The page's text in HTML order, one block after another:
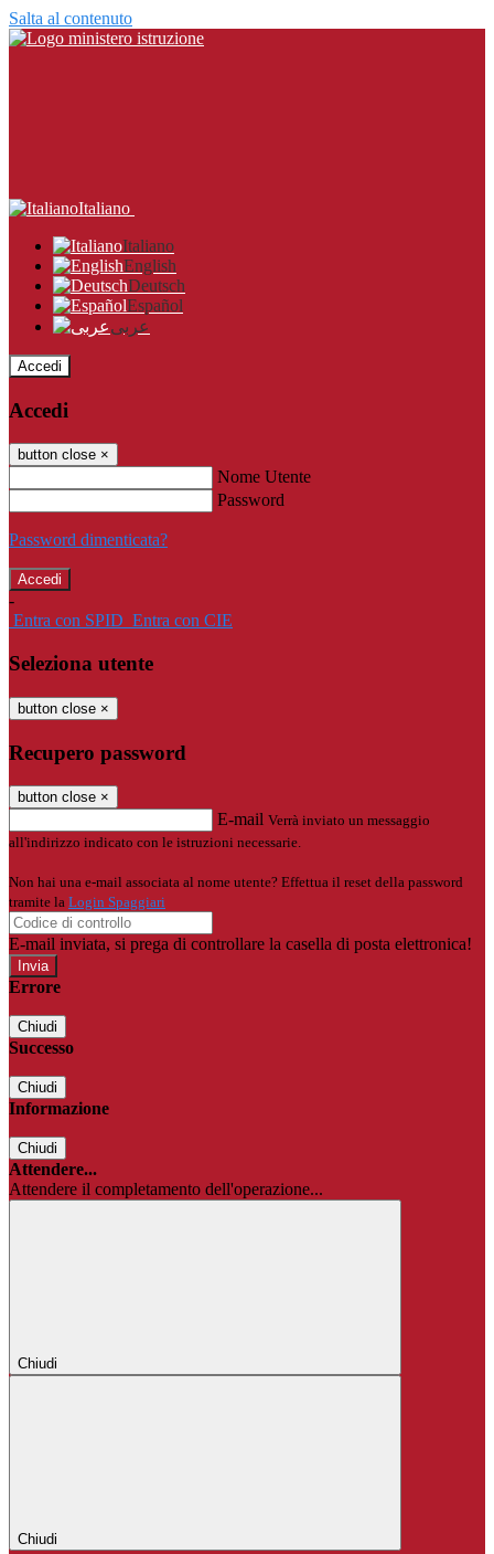
Salta al contenuto
Italiano
Italiano
English
Deutsch
Español
عربى
Accedi
Accedi
button close ×
Nome Utente
Password
Password dimenticata?
-
Entra con SPID Entra con CIE
Seleziona utente
button close ×
Recupero password
button close ×
E-mail Verrà inviato un messaggio
all'indirizzo indicato con le istruzioni necessarie.
Non hai una e-mail associata al nome utente? Effettua il reset della password
tramite la Login Spaggiari
E-mail inviata, si prega di controllare la casella di posta elettronica!
Errore
Chiudi
Successo
Chiudi
Informazione
Chiudi
Attendere...
Attendere il completamento dell'operazione...
Chiudi
Chiudi